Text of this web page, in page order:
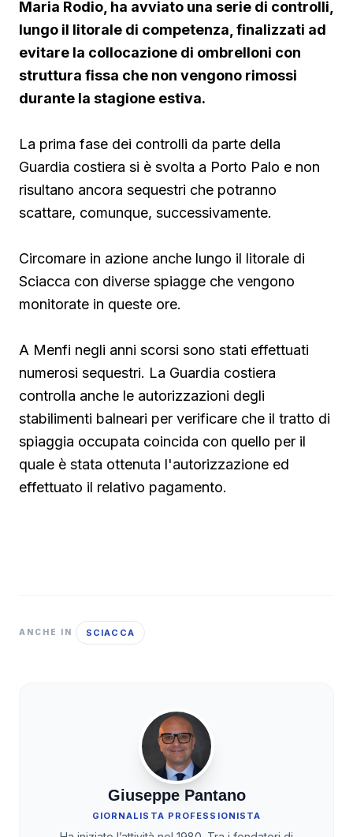
Maria Rodio, ha avviato una serie di controlli,
lungo il litorale di competenza, finalizzati ad
evitare la collocazione di ombrelloni con
struttura fissa che non vengono rimossi
durante la stagione estiva.
La prima fase dei controlli da parte della
Guardia costiera si è svolta a Porto Palo e non
risultano ancora sequestri che potranno
scattare, comunque, successivamente.
Circomare in azione anche lungo il litorale di
Sciacca con diverse spiagge che vengono
monitorate in queste ore.
A Menfi negli anni scorsi sono stati effettuati
numerosi sequestri. La Guardia costiera
controlla anche le autorizzazioni degli
stabilimenti balneari per verificare che il tratto di
spiaggia occupata coincida con quello per il
quale è stata ottenuta l'autorizzazione ed
effettuato il relativo pagamento.
ANCHE IN SCIACCA
Giuseppe Pantano
GIORNALISTA PROFESSIONISTA